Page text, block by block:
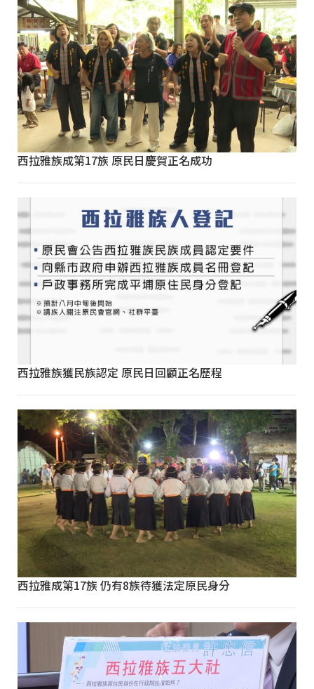
西拉雅族成第17族 原民日慶賀正名成功
西拉雅族獲民族認定 原民日回顧正名歷程
西拉雅成第17族 仍有8族待獲法定原民身分